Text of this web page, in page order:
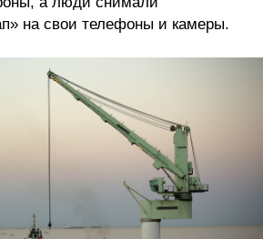
на свои телефоны и камеры.